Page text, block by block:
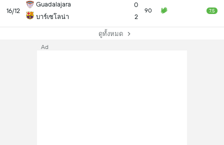
16/12
Guadalajara
บาร์เซโลน่า
0
2
90 7.5
ดูทั้งหมด
Ad